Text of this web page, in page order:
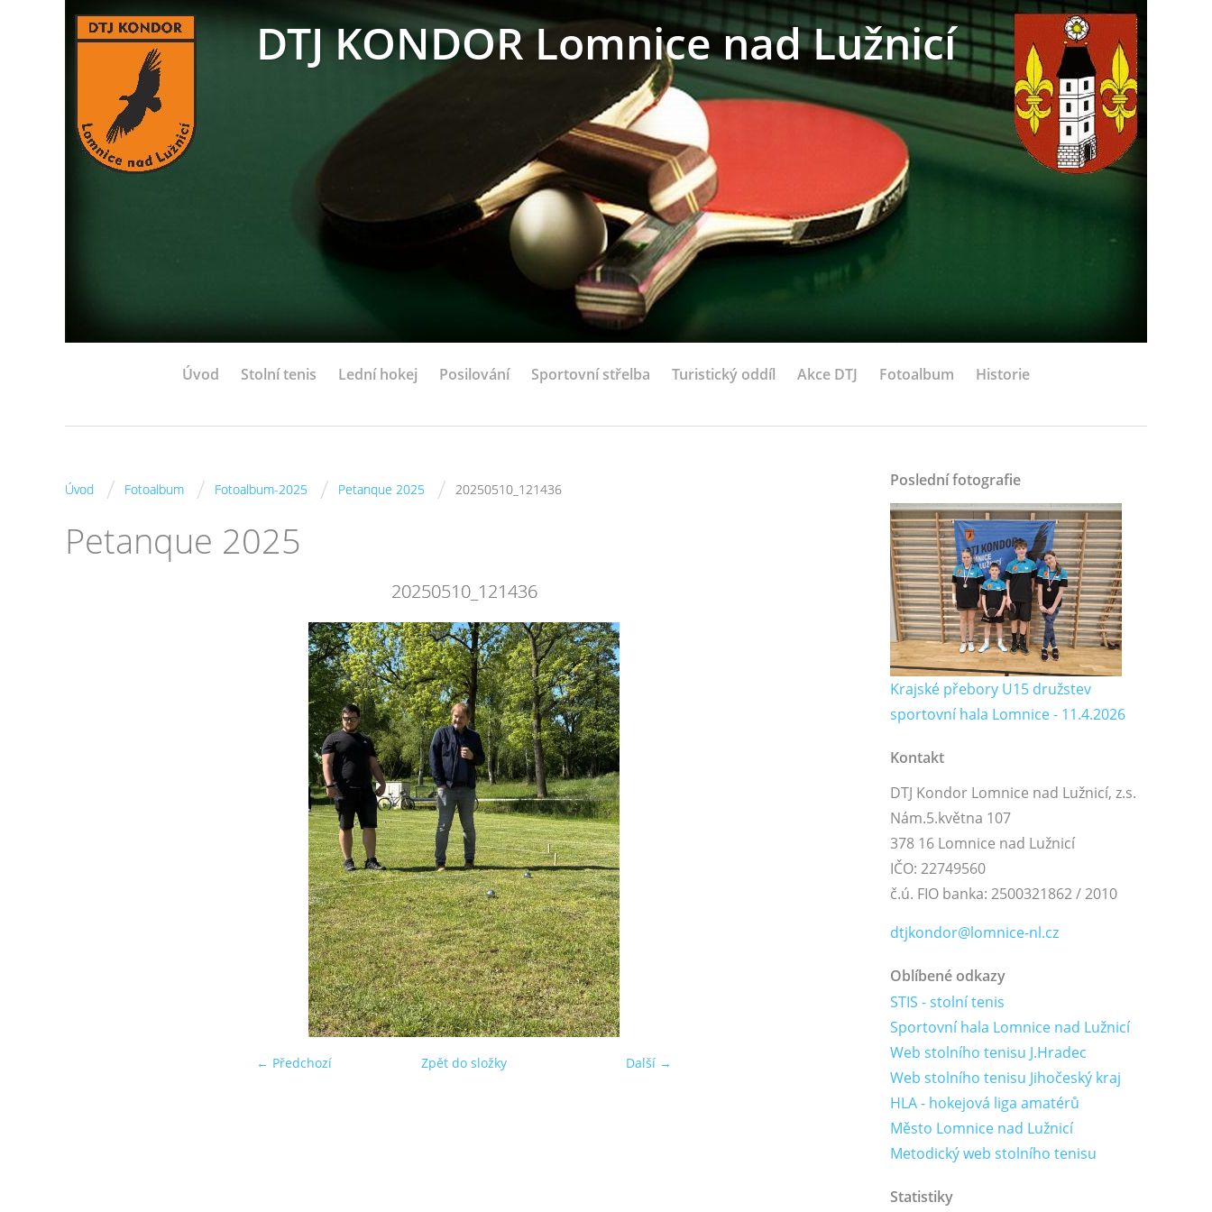
DTJ KONDOR Lomnice nad Lužnicí
Úvod Stolní tenis Lední hokej Posilování Sportovní střelba Turistický oddíl Akce DTJ Fotoalbum Historie
Úvod / Fotoalbum / Fotoalbum-2025 / Petanque 2025 / 20250510_121436
Petanque 2025
20250510_121436
← Předchozí Další →
Zpět do složky
Poslední fotografie
Krajské přebory U15 družstev
sportovní hala Lomnice - 11.4.2026
Kontakt
DTJ Kondor Lomnice nad Lužnicí, z.s.
Nám.5.května 107
378 16 Lomnice nad Lužnicí
IČO: 22749560
č.ú. FIO banka: 2500321862 / 2010
dtjkondor@lomnice-nl.cz
Oblíbené odkazy
STIS - stolní tenis
Sportovní hala Lomnice nad Lužnicí
Web stolního tenisu J.Hradec
Web stolního tenisu Jihočeský kraj
HLA - hokejová liga amatérů
Město Lomnice nad Lužnicí
Metodický web stolního tenisu
Statistiky